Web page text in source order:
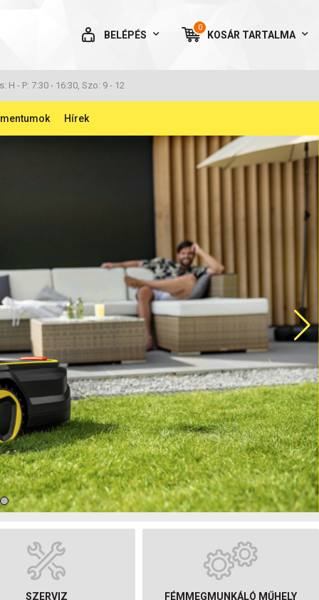
BELÉPÉS
0
KOSÁR TARTALMA
AZ ÖN KOSARA ÜRES
H - P: 7:30 - 16:30, Szo: 9 - 12
Hírek
SZERVIZ FÉMMEGMUNKÁLÓ MŰHELY
Szerszámok leesés elleni
biztosítóval
Szigetelt szerszámok
Kombinált fogó /
többfunkciós fogó
Markoló fogók
Elektronikai fogók
Seeger-gyűrű fogók
Vágó fogók
Cső- és vízpumpa-fogók
Precíziós-csipeszek
Kábelollók és drótkötélollók
Krimpelő fogók
Kábelösszekötő
Betonszerelő fogók
(Monier / rabitzfogók)
Huzalcsupaszító fogók,
Knipex kiegészítők